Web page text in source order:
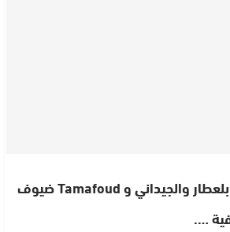
الهجابي وصنعاوي و بلعطار والجيداني و Tamafoud ضيوف
….